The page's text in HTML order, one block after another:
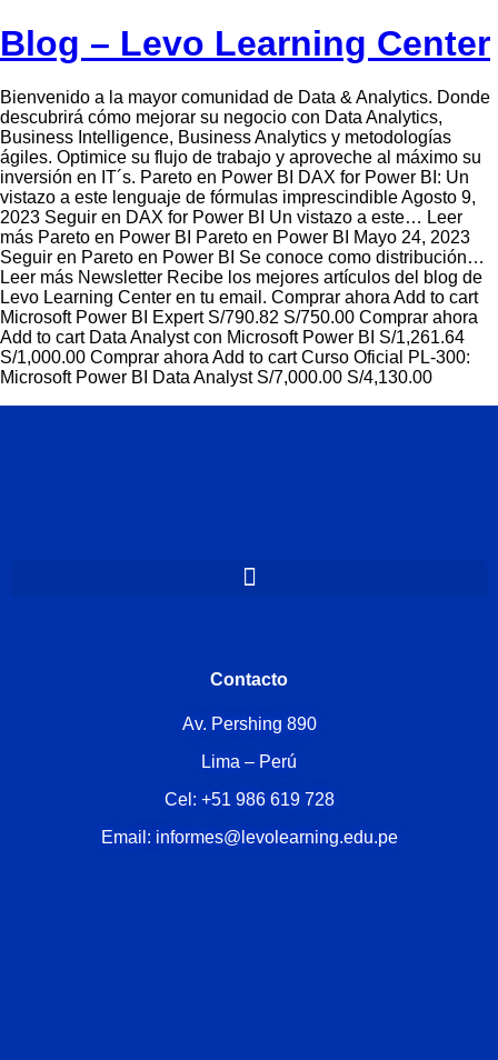
Blog – Levo Learning Center
Bienvenido a la mayor comunidad de Data & Analytics. Donde
descubrirá cómo mejorar su negocio con Data Analytics,
Business Intelligence, Business Analytics y metodologías
ágiles. Optimice su flujo de trabajo y aproveche al máximo su
inversión en IT´s. Pareto en Power BI DAX for Power BI: Un
vistazo a este lenguaje de fórmulas imprescindible Agosto 9,
2023 Seguir en DAX for Power BI Un vistazo a este… Leer
más Pareto en Power BI Pareto en Power BI Mayo 24, 2023
Seguir en Pareto en Power BI Se conoce como distribución…
Leer más Newsletter Recibe los mejores artículos del blog de
Levo Learning Center en tu email. Comprar ahora Add to cart
Microsoft Power BI Expert S/790.82 S/750.00 Comprar ahora
Add to cart Data Analyst con Microsoft Power BI S/1,261.64
S/1,000.00 Comprar ahora Add to cart Curso Oficial PL-300:
Microsoft Power BI Data Analyst S/7,000.00 S/4,130.00
Contacto
Av. Pershing 890
Lima – Perú
Cel: +51 986 619 728
Email: informes@levolearning.edu.pe